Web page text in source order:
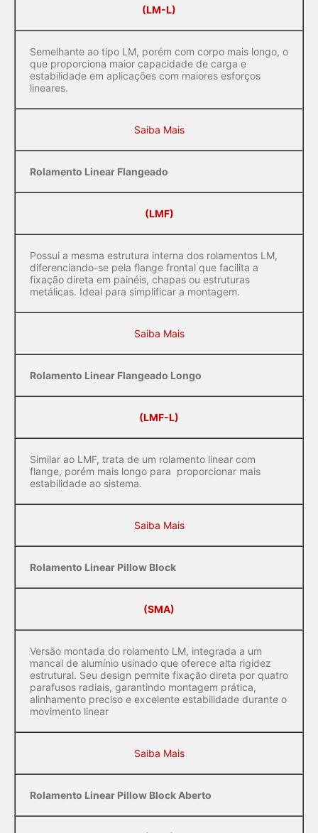
(LM-L)
Semelhante ao tipo LM, porém com corpo mais longo, o
que proporciona maior capacidade de carga e
estabilidade em aplicações com maiores esforços
lineares.
Saiba Mais
Rolamento Linear Flangeado
(LMF)
Possui a mesma estrutura interna dos rolamentos LM,
diferenciando-se pela flange frontal que facilita a
fixação direta em painéis, chapas ou estruturas
metálicas. Ideal para simplificar a montagem.
Saiba Mais
Rolamento Linear Flangeado Longo
(LMF-L)
Similar ao LMF, trata de um rolamento linear com
flange, porém mais longo para proporcionar mais
estabilidade ao sistema.
Saiba Mais
Rolamento Linear Pillow Block
(SMA)
Versão montada do rolamento LM, integrada a um
mancal de alumínio usinado que oferece alta rigidez
estrutural. Seu design permite fixação direta por quatro
parafusos radiais, garantindo montagem prática,
alinhamento preciso e excelente estabilidade durante o
movimento linear
Saiba Mais
Rolamento Linear Pillow Block Aberto